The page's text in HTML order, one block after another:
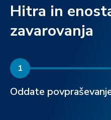
Hitra in
zavarovanja
1
Oddate